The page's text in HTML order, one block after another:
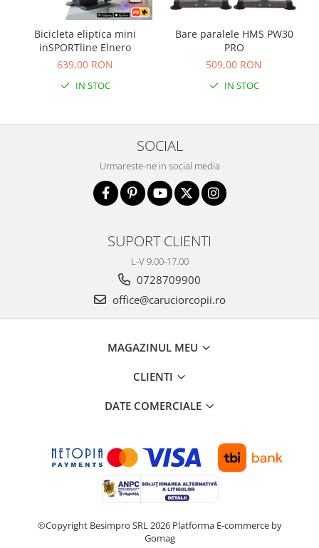
Bicicleta eliptica mini
inSPORTline Elnero
639,00 RON
IN STOC
Bare paralele HMS PW30
PRO
509,00 RON
IN STOC
SOCIAL
Urmareste-ne in social media
SUPORT CLIENTI
L-V 9.00-17.00
0728709900
office@caruciorcopii.ro
MAGAZINUL MEU
CLIENTI
DATE COMERCIALE
©Copyright Besimpro SRL 2026 Platforma E-commerce by
Gomag